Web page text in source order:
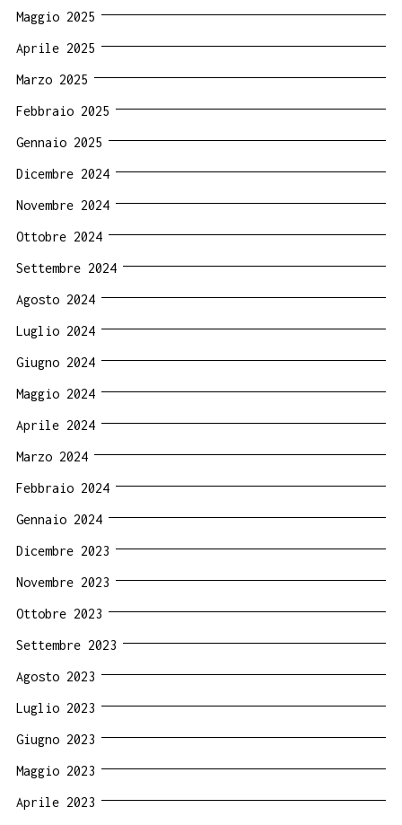
Maggio 2025
Aprile 2025
Marzo 2025
Febbraio 2025
Gennaio 2025
Dicembre 2024
Novembre 2024
Ottobre 2024
Settembre 2024
Agosto 2024
Luglio 2024
Giugno 2024
Maggio 2024
Aprile 2024
Marzo 2024
Febbraio 2024
Gennaio 2024
Dicembre 2023
Novembre 2023
Ottobre 2023
Settembre 2023
Agosto 2023
Luglio 2023
Giugno 2023
Maggio 2023
Aprile 2023